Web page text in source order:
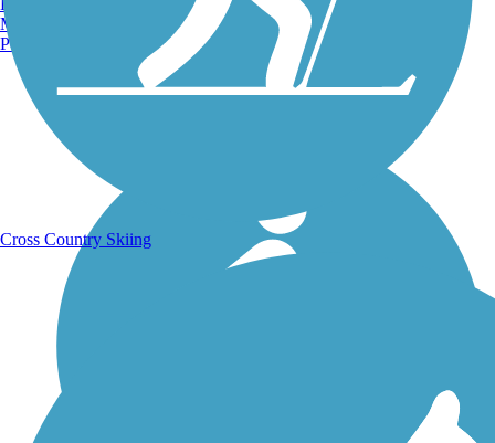
Manchester, NH
Portland, ME
Cross Country Skiing